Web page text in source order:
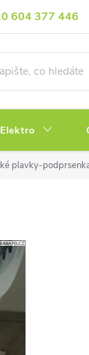
604 377 446
Elektro
plavky-